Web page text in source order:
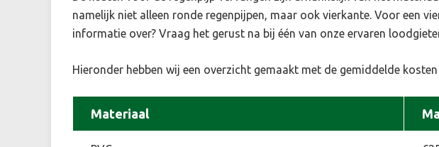
namelijk niet alleen ronde regenpijpen, maar ook vierkante. Voor een
informatie over? Vraag het gerust na bij één van onze ervaren
Hieronder hebben wij een overzicht gemaakt met de gemiddelde
Materiaal